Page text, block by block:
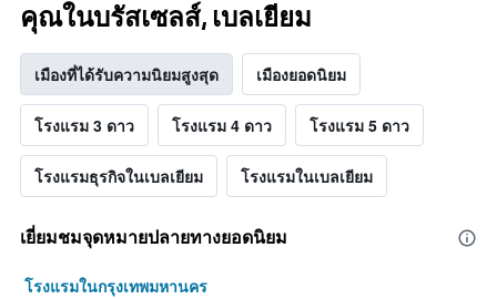
คุณในบรัสเซลส์, เบลเยียม
เมืองที่ได้รับความนิยมสูงสุด เมืองยอดนิยม
โรงแรม 3 ดาว โรงแรม 4 ดาว โรงแรม 5 ดาว
โรงแรมธุรกิจในเบลเยียม โรงแรมในเบลเยียม
เยี่ยมชมจุดหมายปลายทางยอดนิยม
โรงแรมในกรุงเทพมหานคร